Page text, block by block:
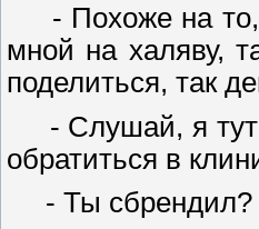
- Похоже на то, -
мной на халяву,
поделиться, так
- Слушай, я тут
обратиться в
- Ты сбрендил? -